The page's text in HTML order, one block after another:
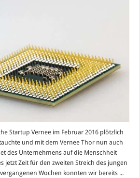
Startup Vernee im Februar 2016 plötzlich
und mit dem Vernee Thor nun auch
des Unternehmens auf die Menschheit
jetzt Zeit für den zweiten Streich des jungen
Wochen konnten wir bereits ...